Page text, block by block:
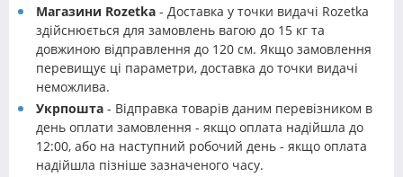
Магазини Rozetka - Доставка у точки видачі Rozetka
здійснюється для замовлень вагою до 15 кг та
довжиною відправлення до 120 см. Якщо замовлення
перевищує ці параметри, доставка до точки видачі
неможлива.
Укрпошта - Відправка товарів даним перевізником в
день оплати замовлення - якщо оплата надійшла до
12:00, або на наступний робочий день - якщо оплата
надійшла пізніше зазначеного часу.